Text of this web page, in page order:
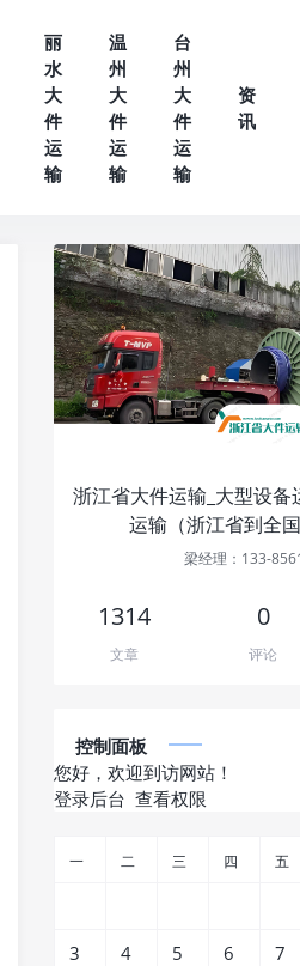
丽
水
大
件
运
输
温
州
大
件
运
输
台
州
大
件
运
输
资
讯
浙江省大件运输_大型设备
运输（浙江省到全国
梁经理：133-
1314
文章
0
评论
控制面板
您好，欢迎到访网站！
登录后台 查看权限
一 二 三 四 五
3
4 5 6 7